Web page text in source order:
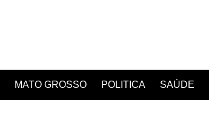
MATO GROSSO POLITICA SAÚDE